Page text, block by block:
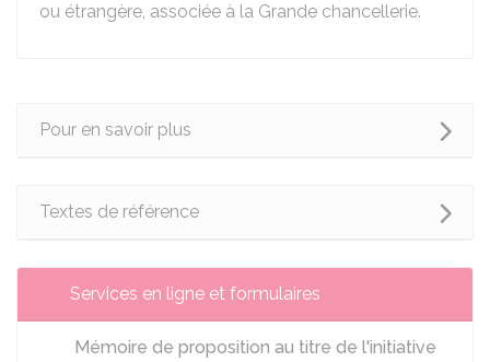
ou étrangère, associée à la Grande chancellerie.
Pour en savoir plus
Textes de référence
Services en ligne et formulaires
Mémoire de proposition au titre de l'initiative